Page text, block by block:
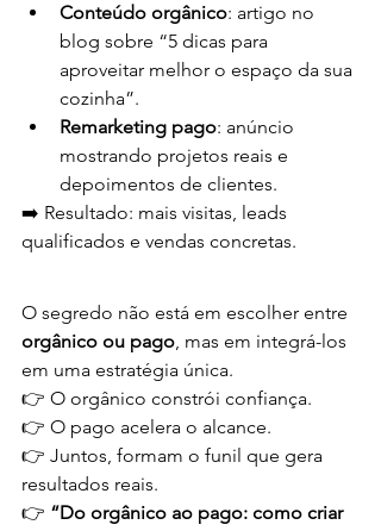
Conteúdo orgânico: artigo no
blog sobre “5 dicas para
aproveitar melhor o espaço da sua
cozinha”.
Remarketing pago: anúncio
mostrando projetos reais e
depoimentos de clientes.
➡️ Resultado: mais visitas, leads
qualificados e vendas concretas.
O segredo não está em escolher entre
orgânico ou pago, mas em integrá-los
em uma estratégia única.
👉 O orgânico constrói confiança.
👉 O pago acelera o alcance.
👉 Juntos, formam o funil que gera
resultados reais.
👉 “Do orgânico ao pago: como criar